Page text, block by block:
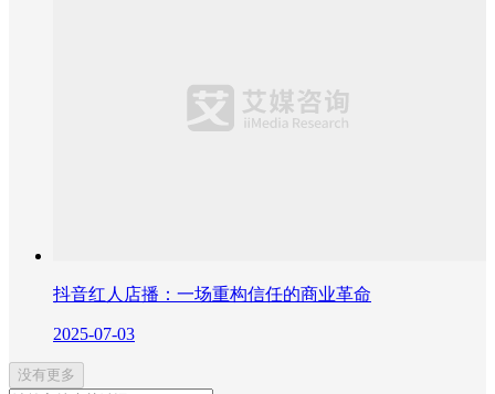
抖音红人店播：一场重构信任的商业革命
2025-07-03
没有更多